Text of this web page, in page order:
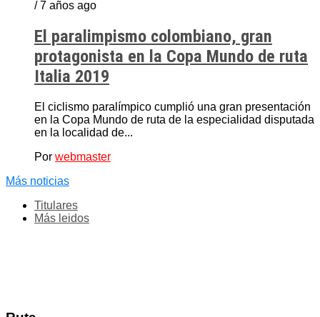
/ 7 años ago
El paralimpismo colombiano, gran
protagonista en la Copa Mundo de ruta
Italia 2019
El ciclismo paralímpico cumplió una gran presentación
en la Copa Mundo de ruta de la especialidad disputada
en la localidad de...
Por webmaster
Más noticias
Titulares
Más leidos